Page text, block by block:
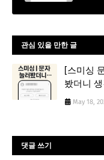
관심 있을 만한 글
[스미싱
봤더니
May 18,
댓글 쓰기